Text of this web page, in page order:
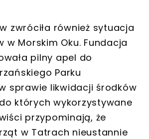
zwróciła również sytuacja
w Morskim Oku. Fundacja
pilny apel do
Parku
sprawie likwidacji środków
których wykorzystywane
przypominają, że
w Tatrach nieustannie